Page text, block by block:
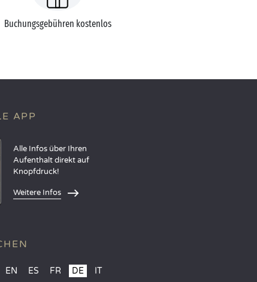
Buchungsgebühren kostenlos
APP
Alle Infos über Ihren
Aufenthalt direkt auf
Knopfdruck!
Weitere Infos
EN ES FR DE IT